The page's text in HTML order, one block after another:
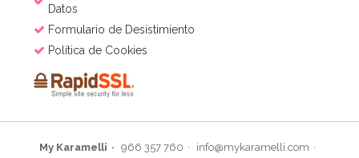
Datos
Formulario de Desistimiento
Política de Cookies
My Karamelli 966 357 760
info@mykaramelli.com